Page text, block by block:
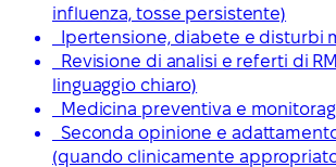
influenza, tosse persistente)
Ipertensione, diabete e disturbi
Revisione di analisi e referti di
linguaggio chiaro)
Medicina preventiva e
Seconda opinione e
(quando clinicamente